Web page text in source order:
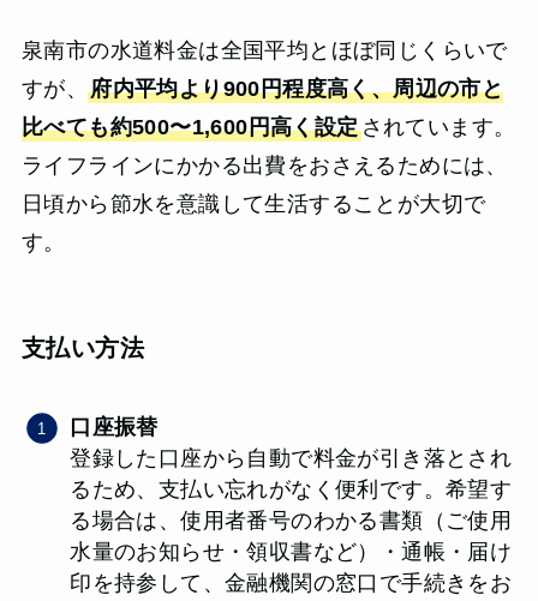
泉南市の水道料金は全国平均とほぼ同じくらいで
すが、府内平均より900円程度高く、周辺の市と
比べても約500〜1,600円高く設定されています。
ライフラインにかかる出費をおさえるためには、
日頃から節水を意識して生活することが大切で
す。
支払い方法
口座振替
登録した口座から自動で料金が引き落とされ
るため、支払い忘れがなく便利です。希望す
る場合は、使用者番号のわかる書類（ご使用
水量のお知らせ・領収書など）・通帳・届け
印を持参して、金融機関の窓口で手続きをお